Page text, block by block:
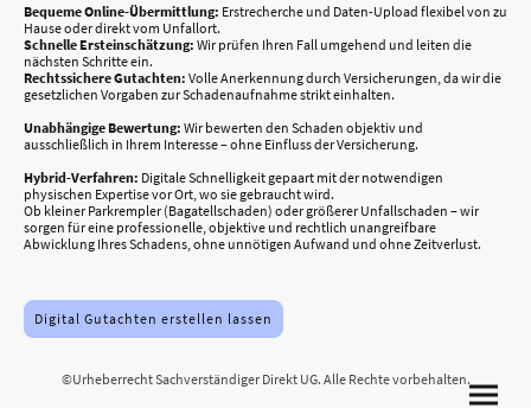
Bequeme Online-Übermittlung: Erstrecherche und Daten-Upload flexibel von zu
Hause oder direkt vom Unfallort.
Schnelle Ersteinschätzung: Wir prüfen Ihren Fall umgehend und leiten die
nächsten Schritte ein.
Rechtssichere Gutachten: Volle Anerkennung durch Versicherungen, da wir die
gesetzlichen Vorgaben zur Schadenaufnahme strikt einhalten.
Unabhängige Bewertung: Wir bewerten den Schaden objektiv und
ausschließlich in Ihrem Interesse – ohne Einfluss der Versicherung.
Hybrid-Verfahren: Digitale Schnelligkeit gepaart mit der notwendigen
physischen Expertise vor Ort, wo sie gebraucht wird.
Ob kleiner Parkrempler (Bagatellschaden) oder größerer Unfallschaden – wir
sorgen für eine professionelle, objektive und rechtlich unangreifbare
Abwicklung Ihres Schadens, ohne unnötigen Aufwand und ohne Zeitverlust.
Digital Gutachten erstellen lassen
©Urheberrecht Sachverständiger Direkt UG. Alle Rechte vorbehalten.